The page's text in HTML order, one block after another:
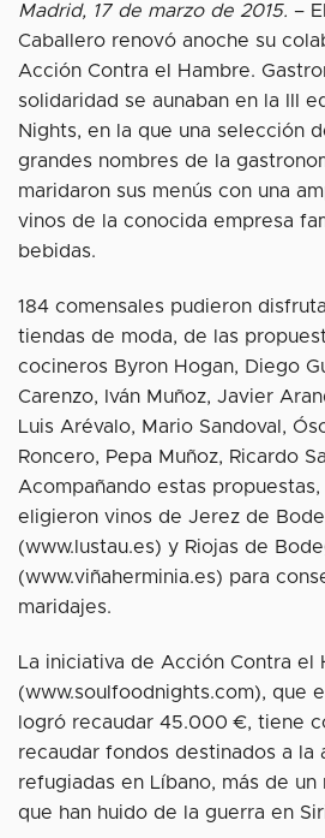
Madrid, 17 de marzo de 2015. –
Caballero renovó anoche su
Acción Contra el Hambre.
solidaridad se aunaban en la III
Nights, en la que una selección
grandes nombres de la
maridaron sus menús con una
vinos de la conocida empresa
bebidas.
184 comensales pudieron
tiendas de moda, de las
cocineros Byron Hogan, Diego
Carenzo, Iván Muñoz, Javier
Luis Arévalo, Mario Sandoval,
Roncero, Pepa Muñoz, Ricardo
Acompañando estas
eligieron vinos de Jerez de
(www.lustau.es) y Riojas de
(www.viñaherminia.es) para
maridajes.
La iniciativa de Acción Contra el
(www.soulfoodnights.com), que
logró recaudar 45.000 €, tiene
recaudar fondos destinados a la
refugiadas en Líbano, más de un
que han huido de la guerra en